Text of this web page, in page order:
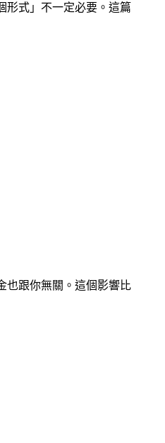
形式」不一定必要。這篇
也跟你無關。這個影響比